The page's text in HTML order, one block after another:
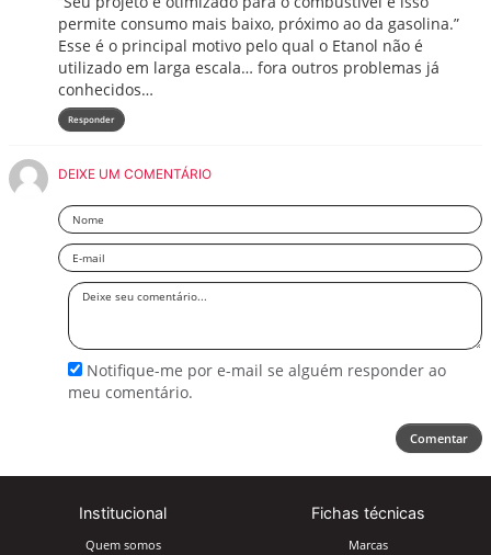
permite consumo mais baixo, próximo ao da gasolina.”
Esse é o principal motivo pelo qual o Etanol não é
utilizado em larga escala… fora outros problemas já
conhecidos…
Responder
DEIXE UM COMENTÁRIO
Nome
Email
Deixe
Notifique-me por e-mail se alguém responder ao
meu comentário.
Comentar
Institucional
Quem somos
Fichas técnicas
Marcas